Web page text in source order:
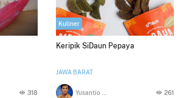
318
Kuliner
Keripik SiDaun Pepaya
JAWA BARAT
261